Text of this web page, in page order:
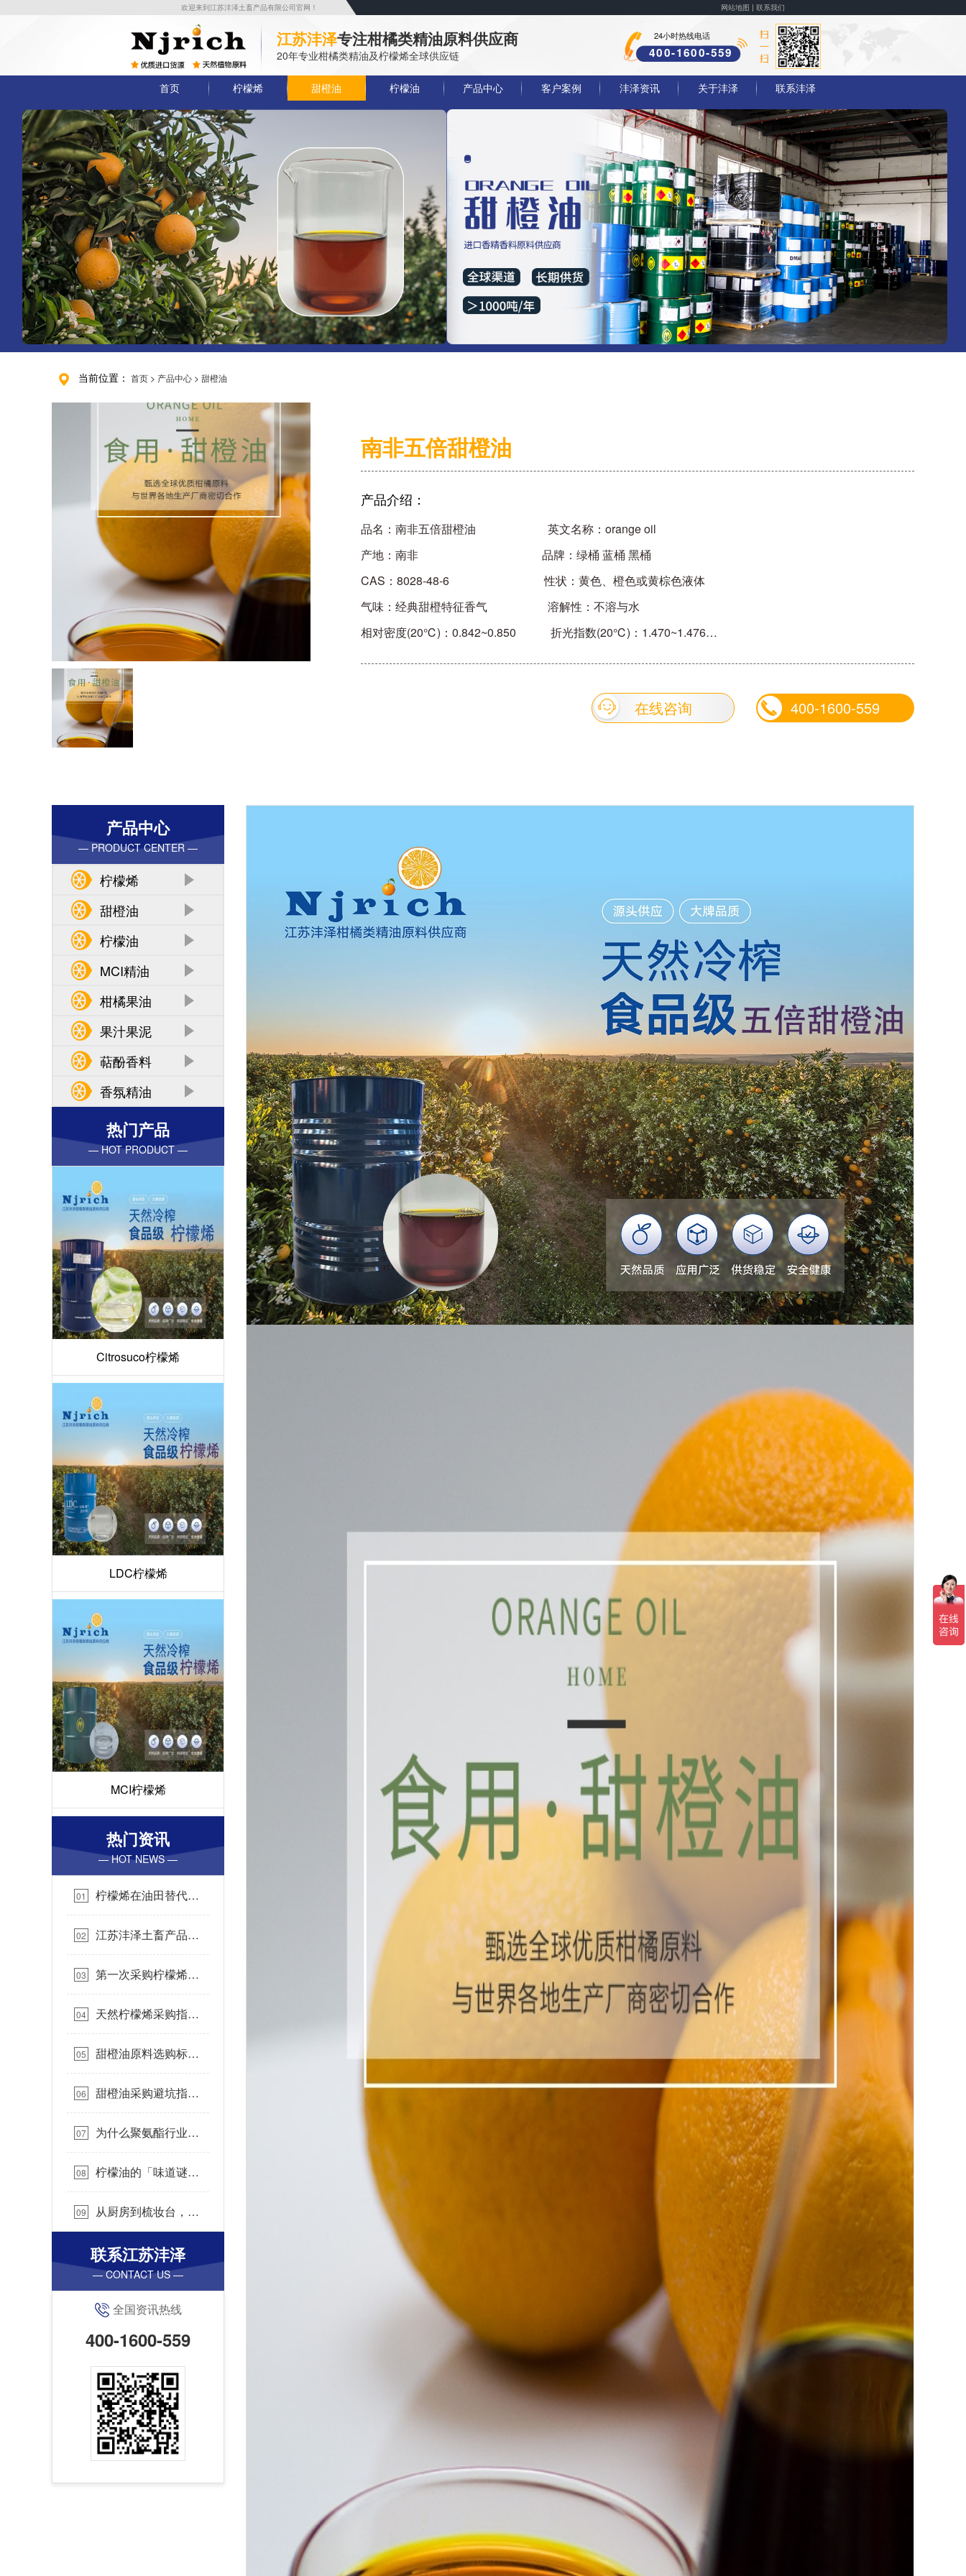
欢迎来到江苏沣泽土畜产品有限公司官网！ 网站地图 | 联系我们
江苏沣泽专注柑橘类精油原料供应商
20年专业柑橘类精油及柠檬烯全球供应链
24小时热线电话
400-1600-559
首页 柠檬烯 甜橙油 柠檬油 产品中心 客户案例 沣泽资讯 关于沣泽 联系沣泽
当前位置： 首页 > 产品中心 > 甜橙油
南非五倍甜橙油
产品介绍：
品名：南非五倍甜橙油 英文名称：orange oil
产地：南非 品牌：绿桶 蓝桶 黑桶
CAS：8028-48-6 性状：黄色、橙色或黄棕色液体
气味：经典甜橙特征香气 溶解性：不溶与水
相对密度(20℃)：0.842~0.850 折光指数(20℃)：1.470~1.476
在线咨询 400-1600-559
产品中心
— PRODUCT CENTER —
柠檬烯
甜橙油
柠檬油
MCI精油
柑橘果油
果汁果泥
萜酚香料
香氛精油
热门产品
— HOT PRODUCT —
Citrosuco柠檬烯
LDC柠檬烯
MCI柠檬烯
热门资讯
— HOT NEWS —
01
柠檬烯在油田替代
BTEX（苯系物）应用说
明…
02
江苏沣泽土畜产品有
限公司简介…
03
第一次采购柠檬烯要
注意什么？ 从供应、批
次到应用场景说清楚…
04
天然柠檬烯采购指
南：如何选对高纯度环保
清洗溶剂？…
05
甜橙油原料选购标
准：如何确保量产批次稳
定与供应链合规？…
06
甜橙油采购避坑指
南：如何选到纯度高、批
次稳的源头货源？…
07
为什么聚氨酯行业需
要 d-柠檬烯？…
08
柠檬油的「味道谜
题」：清新酸涩还是甜蜜
果香？…
09
从厨房到梳妆台，解
锁柠檬油的多元用法…
联系江苏沣泽
— CONTACT US —
全国资讯热线
400-1600-559